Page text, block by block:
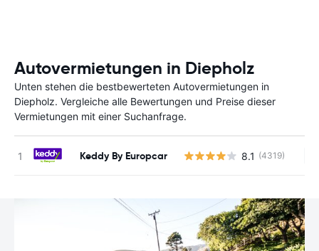
Autovermietungen in Diepholz
Unten stehen die bestbewerteten Autovermietungen in
Diepholz. Vergleiche alle Bewertungen und Preise dieser
Vermietungen mit einer Suchanfrage.
Keddy By Europcar 8.1 (4319)